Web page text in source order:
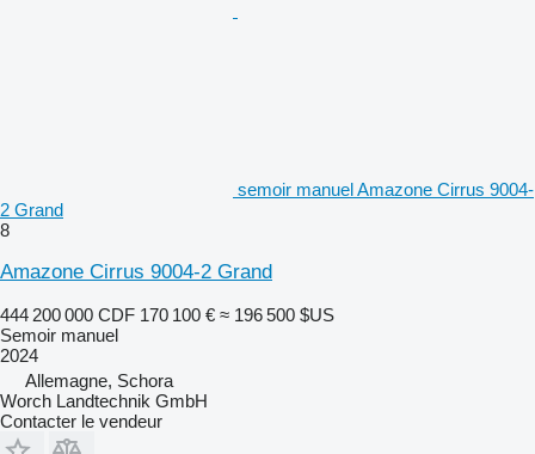
semoir manuel Amazone Cirrus 9004-
2 Grand
8
Amazone Cirrus 9004-2 Grand
444 200 000 CDF 170 100 € ≈ 196 500 $US
Semoir manuel
2024
Allemagne, Schora
Worch Landtechnik GmbH
Contacter le vendeur